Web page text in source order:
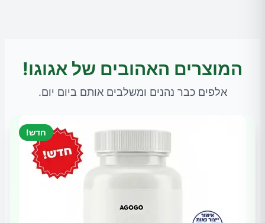
המוצרים האהובים של אגוגו!
אלפים כבר נהנים ומשלבים אותם ביום יום.
חדש!